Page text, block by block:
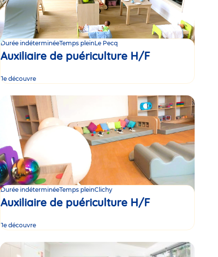
Durée indéterminéeTemps pleinLe Pecq
Auxiliaire de puériculture H/F
Je découvre
Durée indéterminéeTemps pleinClichy
Auxiliaire de puériculture H/F
Je découvre